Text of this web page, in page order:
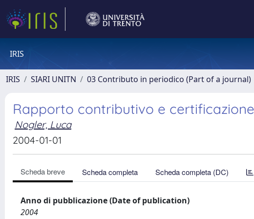
IRIS
IRIS SIARI UNITN 03 Contributo in periodico (Part of a journal)
Rapporto contributivo e certificazione
Nogler, Luca
2004-01-01
Scheda breve Scheda completa Scheda completa (DC)
Anno di pubblicazione (Date of publication)
2004